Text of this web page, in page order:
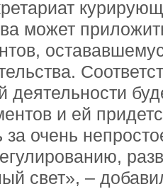
может
деятельности
и ей
за очень
свет», –